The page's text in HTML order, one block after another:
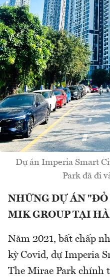
Dự án Imperia Smart
Park đã đi
NHỮNG DỰ ÁN "ĐỎ
MIK GROUP TẠI
Năm 2021, bất chấp
kỳ Covid, dự Imperia
The Mirae Park chính